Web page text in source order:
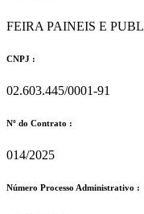
FEIRA PAINEIS E
CNPJ :
02.603.445/0001-91
Nº do Contrato :
014/2025
Número Processo Administrativo :